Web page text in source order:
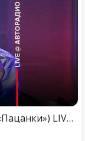
Анет Сай - Слёзы (OST реалити-шоу «Пацанки») LIVE @ Авторадио